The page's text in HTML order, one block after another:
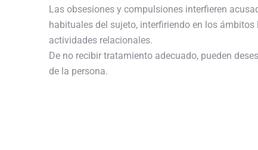
Las obsesiones y compulsiones interfieren
habituales del sujeto, interfiriendo en los ámbitos
actividades relacionales.
De no recibir tratamiento adecuado, pueden
de la persona.